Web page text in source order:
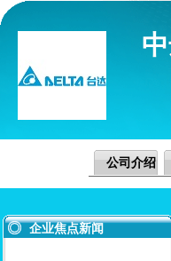
公司介绍
企业焦点新闻